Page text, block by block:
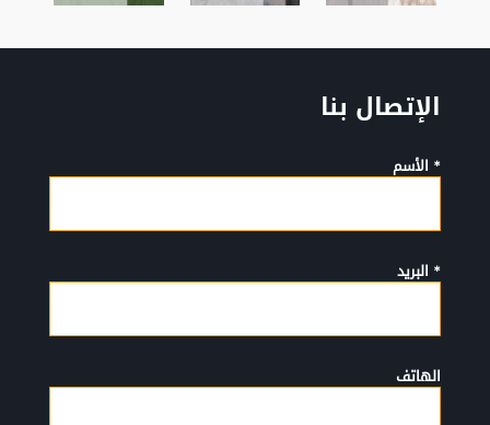
الإتصال بنا
* الأسم
* البريد
الهاتف